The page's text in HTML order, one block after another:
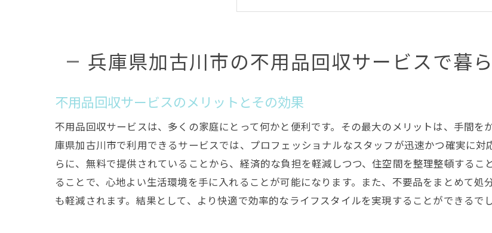
加古川市での不用品回収の流れと手順
不用品回収が暮らしを変える理由
地域密着型で安心無料！加古川市の不用品回収
地域密着型サービスの特徴と利点
地域の特性を生かしたサービス展開
安心して利用できる業者の選び方
加古川市の住民に支持される理由
地域コミュニティと連携した活動
兵庫県加古川市の不用品回収サービスで暮
不用品回収サービスのメリットとその効果
不用品回収サービスは、多くの家庭にとって何かと便利です。その最大のメリットは、手間
庫県加古川市で利用できるサービスでは、プロフェッショナルなスタッフが迅速かつ確実に
らに、無料で提供されていることから、経済的な負担を軽減しつつ、住空間を整理整頓する
ることで、心地よい生活環境を手に入れることが可能になります。また、不要品をまとめて
も軽減されます。結果として、より快適で効率的なライフスタイルを実現することができるでし